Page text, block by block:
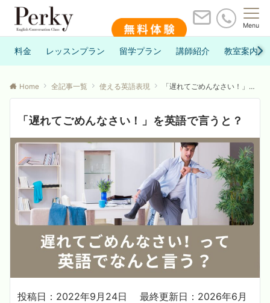
Menu
料金 レッスンプラン 留学プラン 講師紹介 教室案内
Home 全記事一覧 使える英語表現 「遅れてごめんなさい！」を英語で言うと？
「遅れてごめんなさい！」を英語で言うと？
投稿日：2022年9月24日
最終更新日：2026年6月